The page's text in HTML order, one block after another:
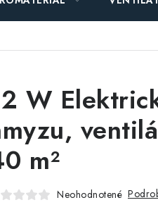
W
m²
Neohodnotené